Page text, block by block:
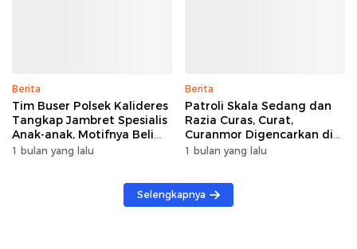
Berita
Tim Buser Polsek Kalideres
Tangkap Jambret Spesialis
Anak-anak, Motifnya Beli
Sabu
1 bulan yang lalu
Berita
Patroli Skala Sedang dan
Razia Curas, Curat,
Curanmor Digencarkan di
Jakarta Barat
1 bulan yang lalu
Selengkapnya